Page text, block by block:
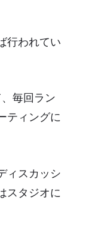
行われてい
毎回ラン
ティングに
ィスカッシ
スタジオに